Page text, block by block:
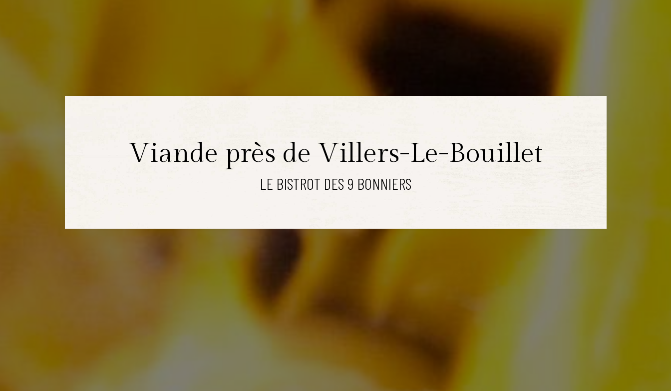
Viande près de Villers-Le-Bouillet
LE BISTROT DES 9 BONNIERS